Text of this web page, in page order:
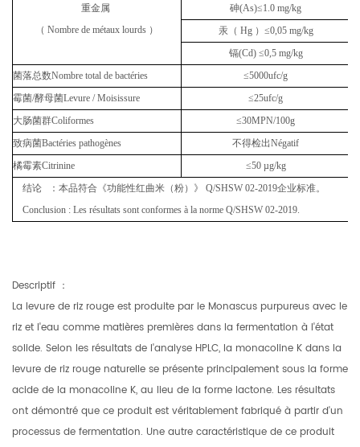
重金属
（ Nombre de métaux lourds ）
砷(As)≤1.0 mg/kg
汞（ Hg ） ≤0,05 mg/kg
镉(Cd) ≤0,5 mg/kg
菌落总数Nombre total de bactéries
≤5000ufc/g
霉菌/酵母菌Levure / Moisissure
≤25ufc/g
大肠菌群Coliformes
≤30MPN/100g
致病菌Bactéries pathogènes 不得检出Négatif
橘霉素Citrinine
≤50 µg/kg
结论
：本品符合《功能性红曲米（粉）》 Q/SHSW 02-2019企业标准。
Conclusion : Les résultats sont conformes à la norme Q/SHSW 02-2019.
Descriptif ：
La levure de riz rouge est produite par le Monascus purpureus avec le
riz et l'eau comme matières premières dans la fermentation à l'état
solide. Selon les résultats de l'analyse HPLC, la monacoline K dans la
levure de riz rouge naturelle se présente principalement sous la forme
acide de la monacoline K, au lieu de la forme lactone. Les résultats
ont démontré que ce produit est véritablement fabriqué à partir d'un
processus de fermentation. Une autre caractéristique de ce produit